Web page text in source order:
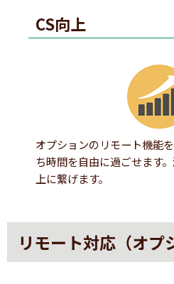
CS向上
オプションのリモート機能
ち時間を自由に過ごせます
上に繋げます。
リモート対応（オプ